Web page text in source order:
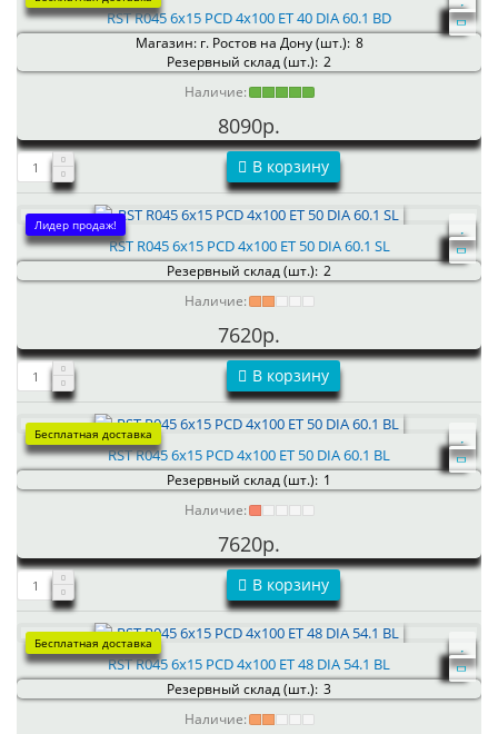
RST R045 6x15 PCD 4x100 ET 40 DIA 60.1 BD
Магазин: г. Ростов на Дону (шт.): 8
Резервный склад (шт.): 2
Наличие:
8090р.
В корзину
Лидер продаж!
RST R045 6x15 PCD 4x100 ET 50 DIA 60.1 SL
Резервный склад (шт.): 2
Наличие:
7620р.
В корзину
Бесплатная доставка
RST R045 6x15 PCD 4x100 ET 50 DIA 60.1 BL
Резервный склад (шт.): 1
Наличие:
7620р.
В корзину
Бесплатная доставка
RST R045 6x15 PCD 4x100 ET 48 DIA 54.1 BL
Резервный склад (шт.): 3
Наличие: